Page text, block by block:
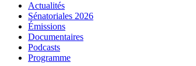
Actualités
Sénatoriales 2026
Émissions
Documentaires
Podcasts
Programme